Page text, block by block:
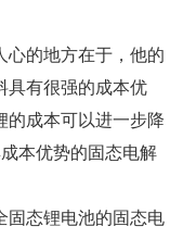
心的地方在于，他的
具有很强的成本优
的成本可以进一步降
本优势的固态电解
固态锂电池的固态电